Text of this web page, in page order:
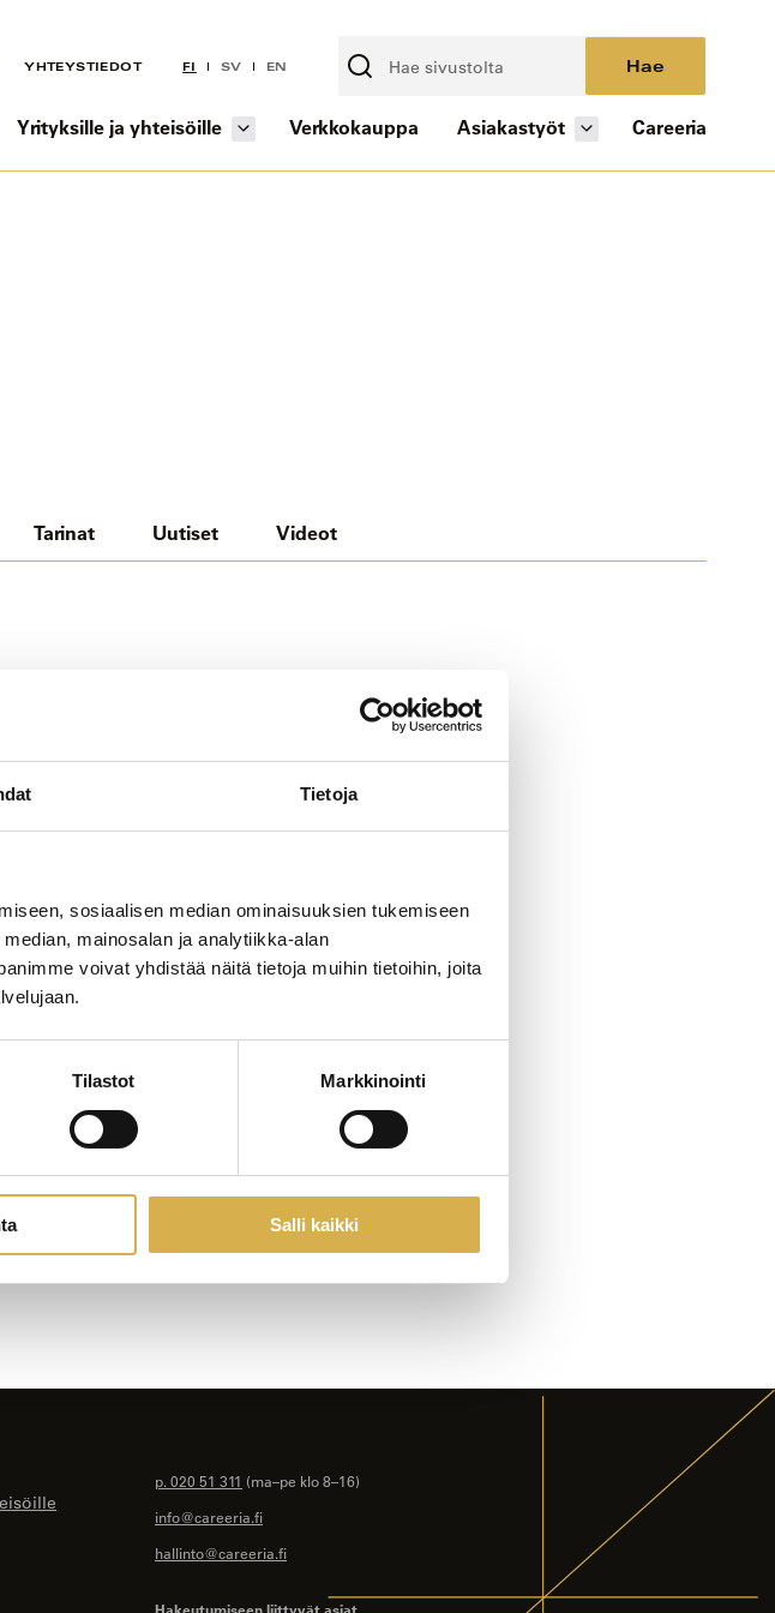
Tietoja
sosiaalisen median ominaisuuksien tukemiseen
mainosalan ja analytiikka-alan
voivat yhdistää näitä tietoja muihin tietoihin, joita
Tilastot Markkinointi
Salli kaikki
YHTEYSTIEDOT FI SV EN Hae
Yrityksille ja yhteisöille Verkkokauppa Asiakastyöt Careeria
Tarinat Uutiset Videot
p. 020 51 311 (ma–pe klo 8–16)
info@careeria.fi
hallinto@careeria.fi